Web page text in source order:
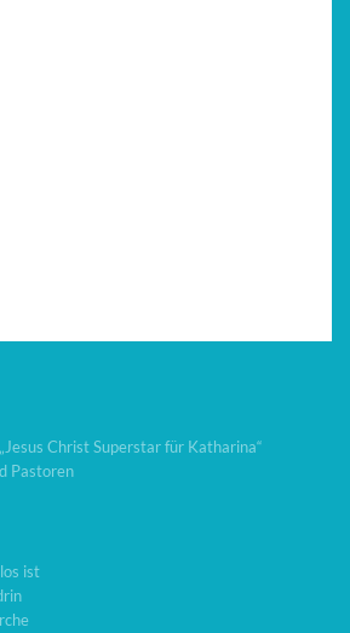
Christ Superstar für Katharina“
Pastoren
ist